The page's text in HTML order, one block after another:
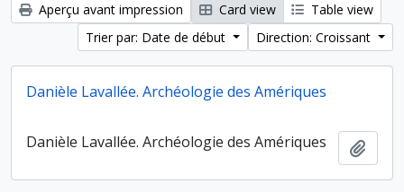
Aperçu avant impression Card view
Table view
Trier par: Date de début
Direction: Croissant
Danièle Lavallée. Archéologie des Amériques
Danièle Lavallée. Archéologie des Amériques